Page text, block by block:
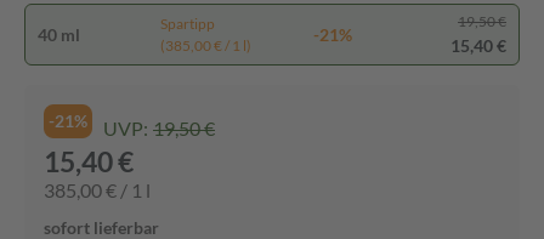
40 ml
Spartipp
(385,00 € / 1 l)
-21%
19,50 €
15,40 €
-21% UVP: 19,50 €
15,40 €
385,00 € / 1 l
sofort lieferbar